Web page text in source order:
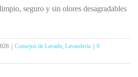
seguro y sin olores desagradables
| Consejos de Lavado, Lavandería | 0